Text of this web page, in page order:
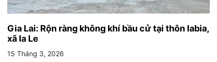
Gia Lai: Rộn ràng không khí bầu cử tại thôn Iabia,
xã Ia Le
15 Tháng 3, 2026